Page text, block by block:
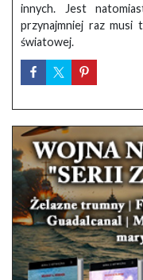
innych. Jest
przynajmniej raz musi
światowej.